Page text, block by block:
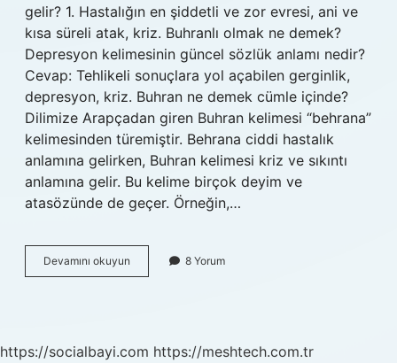
gelir? 1. Hastalığın en şiddetli ve zor evresi, ani ve
kısa süreli atak, kriz. Buhranlı olmak ne demek?
Depresyon kelimesinin güncel sözlük anlamı nedir?
Cevap: Tehlikeli sonuçlara yol açabilen gerginlik,
depresyon, kriz. Buhran ne demek cümle içinde?
Dilimize Arapçadan giren Buhran kelimesi “behrana”
kelimesinden türemiştir. Behrana ciddi hastalık
anlamına gelirken, Buhran kelimesi kriz ve sıkıntı
anlamına gelir. Bu kelime birçok deyim ve
atasözünde de geçer. Örneğin,…
Devamını okuyun
Hali
8 Yorum
https://socialbayi.com https://meshtech.com.tr